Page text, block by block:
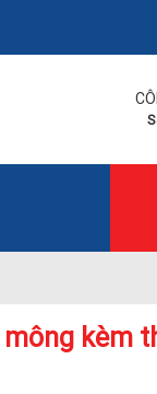
kèm